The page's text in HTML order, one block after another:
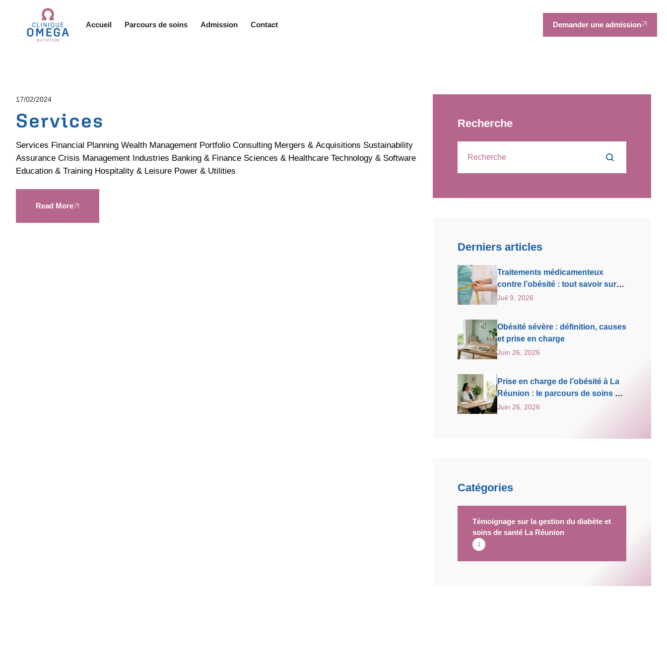
Accueil Parcours de soins Admission Contact Demander une admission
17/02/2024
Services
Services Financial Planning Wealth Management Portfolio Consulting Mergers & Acquisitions Sustainability
Assurance Crisis Management Industries Banking & Finance Sciences & Healthcare Technology & Software
Education & Training Hospitality & Leisure Power & Utilities
Read More
Recherche
Derniers articles
Traitements médicamenteux
contre l’obésité : tout savoir sur
notre dispositif de prise en charge
Juil 9, 2026
Obésité sévère : définition, causes
et prise en charge
Juin 26, 2026
Prise en charge de l’obésité à La
Réunion : le parcours de soins de
la Clinique Oméga
Juin 26, 2026
Catégories
Témoignage sur la gestion du diabète et
soins de santé La Réunion
1